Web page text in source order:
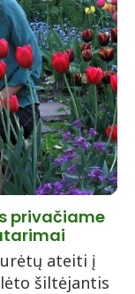
privačiame
ateiti į
šiltėjantis